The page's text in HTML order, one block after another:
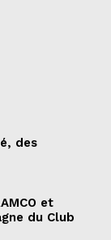
des
et
du Club